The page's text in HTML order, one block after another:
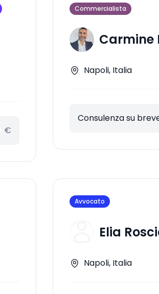
€
Commercialista
Carmine
Napoli, Italia
Consulenza su
Avvocato
Elia
Napoli, Italia